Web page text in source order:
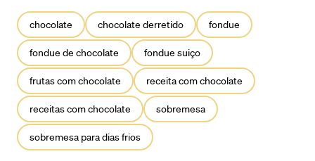
chocolate chocolate derretido fondue
fondue de chocolate fondue suiço
frutas com chocolate receita com chocolate
receitas com chocolate sobremesa
sobremesa para dias frios